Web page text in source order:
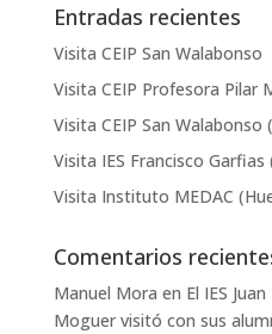
Entradas recientes
Visita CEIP San Walabonso
Visita CEIP Profesora Pilar
Visita CEIP San Walabonso
Visita IES Francisco
Visita Instituto MEDAC
Comentarios
Manuel Mora en El IES
Moguer visitó con sus